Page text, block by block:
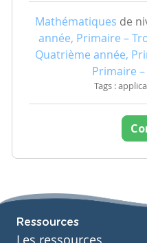
Mathématiques de
année, Primaire –
Quatrième année,
Primaire
Tags :
Ressources